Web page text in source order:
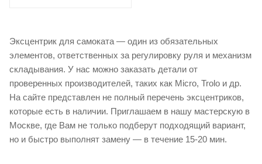
Эксцентрик для самоката — один из обязательных
элементов, ответственных за регулировку руля и механизм
складывания. У нас можно заказать детали от
проверенных производителей, таких как Micro, Trolo и др.
На сайте представлен не полный перечень эксцентриков,
которые есть в наличии. Приглашаем в нашу мастерскую в
Москве, где Вам не только подберут подходящий вариант,
но и быстро выполнят замену — в течение 15-20 мин.